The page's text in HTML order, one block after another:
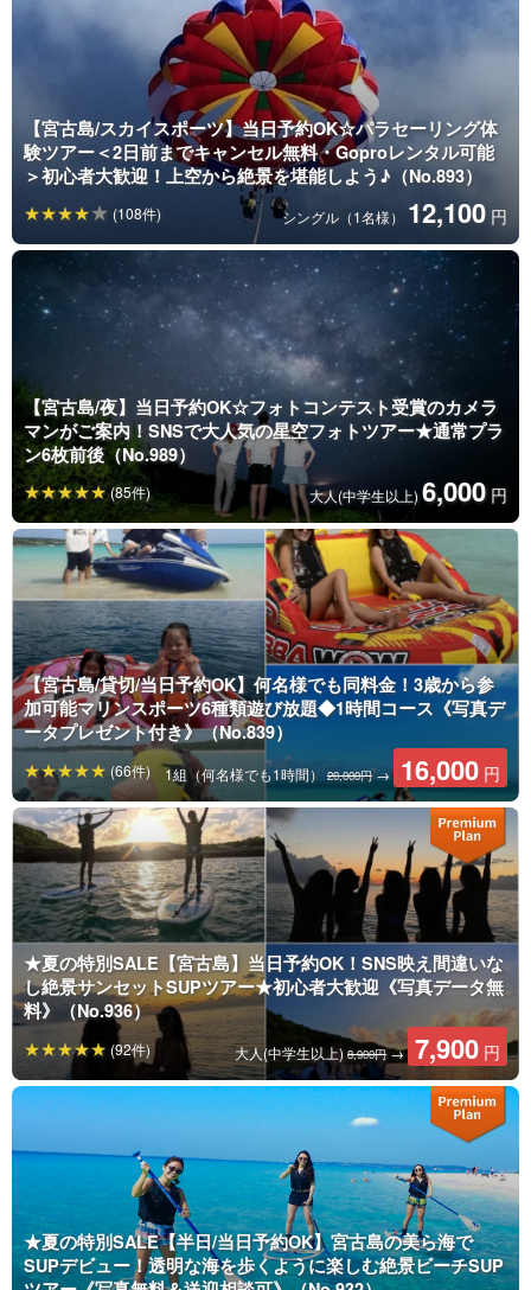
【宮古島/スカイスポーツ】当日予約OK☆パラセーリング体
験ツアー＜2日前までキャンセル無料・Goproレンタル可能
＞初心者大歓迎！上空から絶景を堪能しよう♪（No.893）
シングル（1名様） 12,100 円
(108件)
【宮古島/夜】当日予約OK☆フォトコンテスト受賞のカメラ
マンがご案内！SNSで大人気の星空フォトツアー★通常プラ
ン6枚前後（No.989）
大人(中学生以上) 6,000 円
(85件)
【宮古島/貸切/当日予約OK】何名様でも同料金！3歳から参
加可能マリンスポーツ6種類遊び放題◆1時間コース《写真デ
ータプレゼント付き》（No.839）
1組（何名様でも1時間） 20,000円→ 16,000 円
(66件)
★夏の特別SALE【宮古島】当日予約OK！SNS映え間違いな
し絶景サンセットSUPツアー★初心者大歓迎《写真データ無
料》（No.936）
大人(中学生以上)8,900円→ 7,900 円
(92件)
★夏の特別SALE【半日/当日予約OK】宮古島の美ら海で
SUPデビュー！透明な海を歩くように楽しむ絶景ビーチSUP